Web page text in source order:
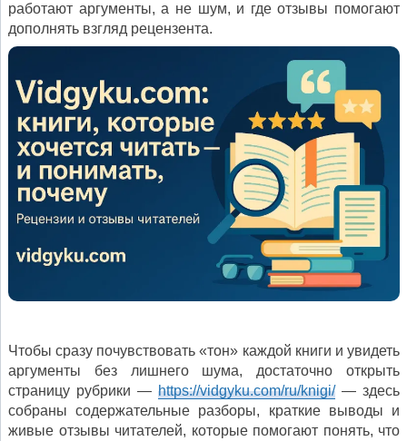
работают аргументы, а не шум, и где отзывы помогают
дополнять взгляд рецензента.
Чтобы сразу почувствовать «тон» каждой книги и увидеть
аргументы без лишнего шума, достаточно открыть
страницу рубрики — https://vidgyku.com/ru/knigi/— здесь
собраны содержательные разборы, краткие выводы и
живые отзывы читателей, которые помогают понять, что